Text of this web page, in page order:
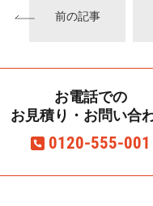
前の記事
お電話での
お見積り・お問い合
0120-555-001